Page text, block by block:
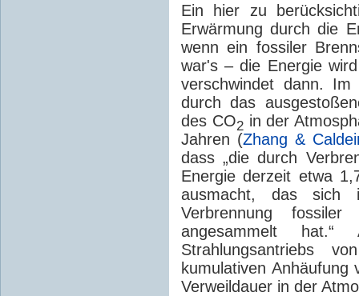
Ein hier zu
Erwärmung durch die
wenn ein fossiler
war's – die Energie
verschwindet dann.
durch das
des CO2in der
Jahren (Zhang &
dass „die durch
Energie derzeit etwa
ausmacht, das sich
Verbrennung
angesammelt
Strahlungsantriebs
kumulativen Anhäufung
Verweildauer in der